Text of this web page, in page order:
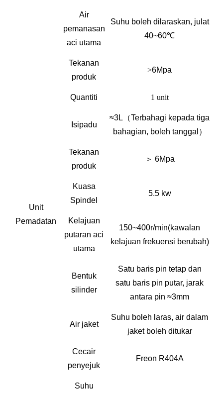
Air
pemanasan
aci utama
Suhu boleh dilaraskan, julat
40~60℃
Tekanan
produk
>6Mpa
Unit
Pemadatan
Quantiti 1 unit
Isipadu
≈3L （Terbahagi kepada tiga
bahagian, boleh tanggal）
Tekanan
produk
＞ 6Mpa
Kuasa
Spindel
5.5 kw
Kelajuan
putaran aci
utama
150~400r/min(kawalan
kelajuan frekuensi berubah)
Bentuk
silinder
Satu baris pin tetap dan
satu baris pin putar, jarak
antara pin ≈3mm
Air jaket
Suhu boleh laras, air dalam
jaket boleh ditukar
Cecair
penyejuk
Freon R404A
Suhu